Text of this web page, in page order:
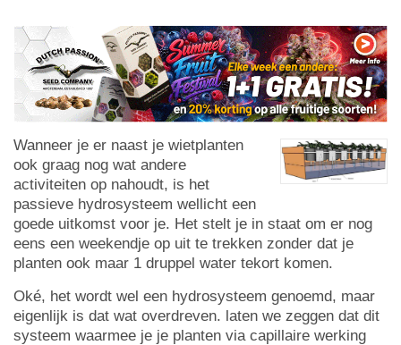
Wanneer je er naast je wietplanten
ook graag nog wat andere
activiteiten op nahoudt, is het
passieve hydrosysteem wellicht een
goede uitkomst voor je. Het stelt je in staat om er nog
eens een weekendje op uit te trekken zonder dat je
planten ook maar 1 druppel water tekort komen.
Oké, het wordt wel een hydrosysteem genoemd, maar
eigenlijk is dat wat overdreven. laten we zeggen dat dit
systeem waarmee je je planten via capillaire werking